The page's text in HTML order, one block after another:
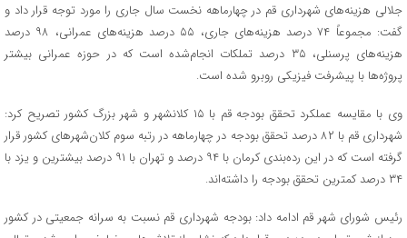
جلالی هزینه‌های شهرداری قم در چهارماهه نخست سال جاری را مورد توجه قرار داد و
گفت: مجموعاً ۷۴ درصد هزینه‌های جاری، ۵۵ درصد هزینه‌های عمرانی، ۹۸ درصد
هزینه‌های پرسنلی، ۳۵ درصد تملکات انجام‌شده است که در حوزه عمرانی بیشتر
پروژه‌ها با پیشرفت فیزیکی روبرو شده است.
وی با مقایسه عملکرد تحقق بودجه قم با ۱۵ کلانشهر و شهر بزرگ کشور تصریح کرد:
شهرداری قم با ۸۲ درصد تحقق بودجه در چهارماهه در رتبه سوم کلان‌شهرهای کشور قرار
گرفته است که در این رده‌بندی کرمان با ۹۴ درصد و تهران با ۹۱ درصد بیشترین و یزد با
۳۴ درصد کمترین تحقق بودجه را داشته‌اند.
رئیس شورای شهر قم ادامه داد: بودجه شهرداری قم نسبت به سرانه جمعیتی در کشور